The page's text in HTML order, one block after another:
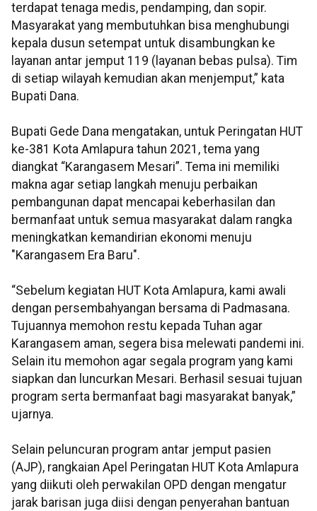
terdapat tenaga medis, pendamping, dan sopir.
Masyarakat yang membutuhkan bisa menghubungi
kepala dusun setempat untuk disambungkan ke
layanan antar jemput 119 (layanan bebas pulsa). Tim
di setiap wilayah kemudian akan menjemput,” kata
Bupati Dana.
Bupati Gede Dana mengatakan, untuk Peringatan HUT
ke-381 Kota Amlapura tahun 2021, tema yang
diangkat “Karangasem Mesari”. Tema ini memiliki
makna agar setiap langkah menuju perbaikan
pembangunan dapat mencapai keberhasilan dan
bermanfaat untuk semua masyarakat dalam rangka
meningkatkan kemandirian ekonomi menuju
"Karangasem Era Baru".
“Sebelum kegiatan HUT Kota Amlapura, kami awali
dengan persembahyangan bersama di Padmasana.
Tujuannya memohon restu kepada Tuhan agar
Karangasem aman, segera bisa melewati pandemi ini.
Selain itu memohon agar segala program yang kami
siapkan dan luncurkan Mesari. Berhasil sesuai tujuan
program serta bermanfaat bagi masyarakat banyak,”
ujarnya.
Selain peluncuran program antar jemput pasien
(AJP), rangkaian Apel Peringatan HUT Kota Amlapura
yang diikuti oleh perwakilan OPD dengan mengatur
jarak barisan juga diisi dengan penyerahan bantuan